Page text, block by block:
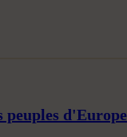
peuples d'Europe